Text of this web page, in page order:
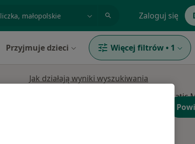
Zaloguj się
Przyjmuje dzieci Więcej filtrów • 1
Jak działają wyniki wyszukiwania